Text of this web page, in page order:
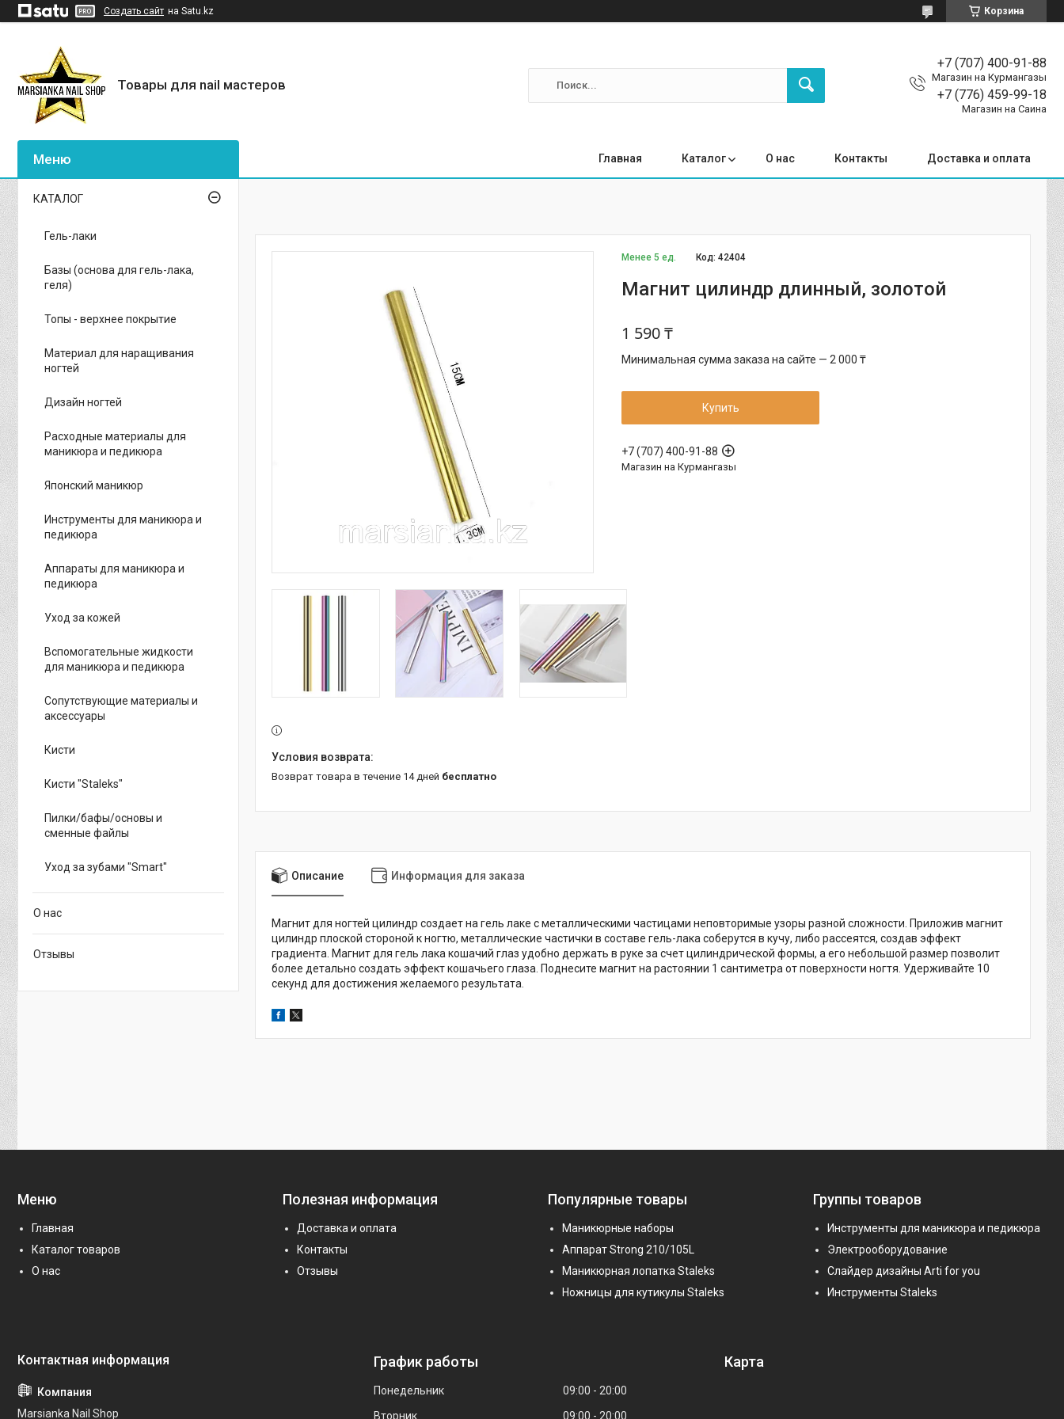
Создать сайт на Satu.kz Корзина
Товары для nail мастеров
+7 (707) 400-91-88
Магазин на Курмангазы
+7 (776) 459-99-18
Магазин на Саина
Главная Каталог О нас Контакты Доставка и оплата
Менее 5 ед. Код:42404
Магнит цилиндр длинный, золотой
1 590 ₸
Минимальная сумма заказа на сайте — 2 000 ₸
Купить
+7 (707) 400-91-88
Магазин на Курмангазы
возврат товара в течение 14 дней бесплатно
Описание Информация для заказа
Магнит для ногтей цилиндр создает на гель лаке с металлическими частицами неповторимые узоры разной сложности. Приложив магнит
цилиндр плоской стороной к ногтю, металлические частички в составе гель-лака соберутся в кучу, либо рассеятся, создав эффект
градиента. Магнит для гель лака кошачий глаз удобно держать в руке за счет цилиндрической формы, а его небольшой размер позволит
более детально создать эффект кошачьего глаза. Поднесите магнит на растоянии 1 сантиметра от поверхности ногтя. Удерживайте 10
секунд для достижения желаемого результата.
КАТАЛОГ
Гель-лаки
Базы (основа для гель-лака,
геля)
Топы - верхнее покрытие
Материал для наращивания
ногтей
Дизайн ногтей
Расходные материалы для
маникюра и педикюра
Японский маникюр
Инструменты для маникюра и
педикюра
Аппараты для маникюра и
педикюра
Уход за кожей
Вспомогательные жидкости
для маникюра и педикюра
Сопутствующие материалы и
аксессуары
Кисти
Кисти "Staleks"
Пилки/бафы/основы и
сменные файлы
Уход за зубами "Smart"
О нас
Отзывы
Меню
Главная
Каталог товаров
О нас
Полезная информация
Доставка и оплата
Контакты
Отзывы
Популярные товары
Маникюрные наборы
Аппарат Strong 210/105L
Маникюрная лопатка Staleks
Ножницы для кутикулы Staleks
Группы товаров
Инструменты для маникюра и педикюра
Электрооборудование
Слайдер дизайны Arti for you
Инструменты Staleks
Marsianka Nail Shop
График работы
Понедельник 09:00
20:00
Вторник
09:00 20:00
Карта